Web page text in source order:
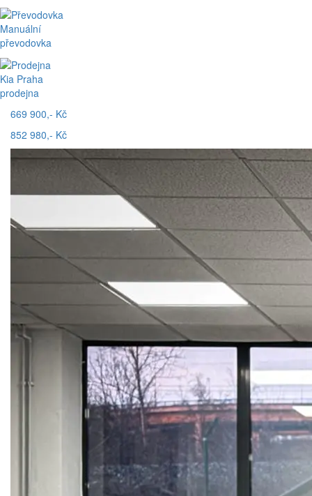
Manuální
převodovka
Kia Praha
prodejna
669 900,- Kč
852 980,- Kč